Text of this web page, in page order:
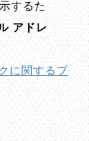
するた
アドレ
に関するプ